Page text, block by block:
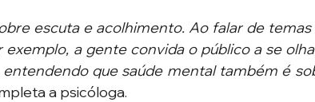
escuta e acolhimento. Ao falar de
exemplo, a gente convida o público a se
que saúde mental também é
a psicóloga.